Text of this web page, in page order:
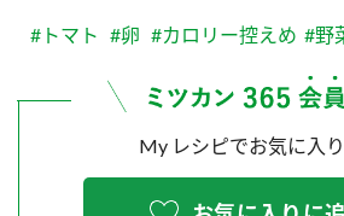
#トマト #卵 #カロリー控えめ #野
My レシピでお気に入